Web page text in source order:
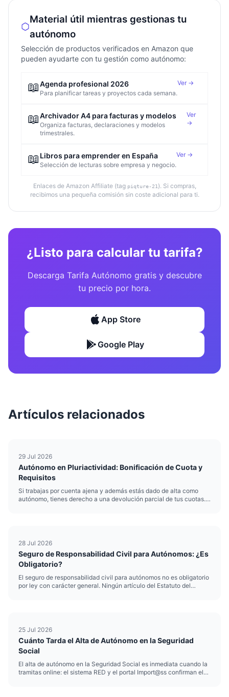
Material útil mientras gestionas tu
autónomo
Selección de productos verificados en Amazon que
pueden ayudarte con tu gestión como autónomo:
📖Agenda profesional 2026
Para planificar tareas y proyectos cada semana.
Ver →
📖Archivador A4 para facturas y modelos
Organiza facturas, declaraciones y modelos
trimestrales.
Ver
→
📖 Libros para emprender en España
Selección de lecturas sobre empresa y negocio.
Ver →
Enlaces de Amazon Affiliate (tag piqture-21 ). Si compras,
recibimos una pequeña comisión sin coste adicional para ti.
¿Listo para calcular tu tarifa?
Descarga Tarifa Autónomo gratis y descubre
tu precio por hora.
App Store
Google Play
Artículos relacionados
29 Jul 2026
Autónomo en Pluriactividad: Bonificación de Cuota y
Requisitos
Si trabajas por cuenta ajena y además estás dado de alta como
autónomo, tienes derecho a una devolución parcial de tus cuotas.
28 Jul 2026
Seguro de Responsabilidad Civil para Autónomos: ¿Es
Obligatorio?
El seguro de responsabilidad civil para autónomos no es obligatorio
por ley con carácter general. Ningún artículo del Estatuto del
25 Jul 2026
Cuánto Tarda el Alta de Autónomo en la Seguridad
Social
El alta de autónomo en la Seguridad Social es inmediata cuando la
tramitas online: el sistema RED y el portal Import@ss confirman el